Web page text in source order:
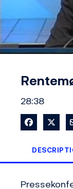
28:38
Share on